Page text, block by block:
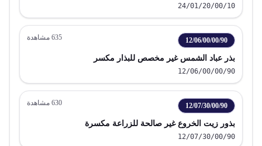
24/01/20/00/10
12/06/00/00/90
635 مشاهدة
بذر عباد الشمس غير مخصص للبذار مكسر
12/06/00/00/90
12/07/30/00/90
630 مشاهدة
بذور زيت الخروع غير صالحة للزراعة مكسرة
12/07/30/00/90